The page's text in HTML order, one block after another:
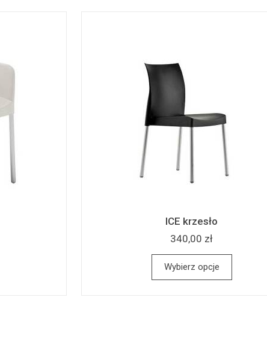
ICE krzesło
340,00 zł
Wybierz opcje